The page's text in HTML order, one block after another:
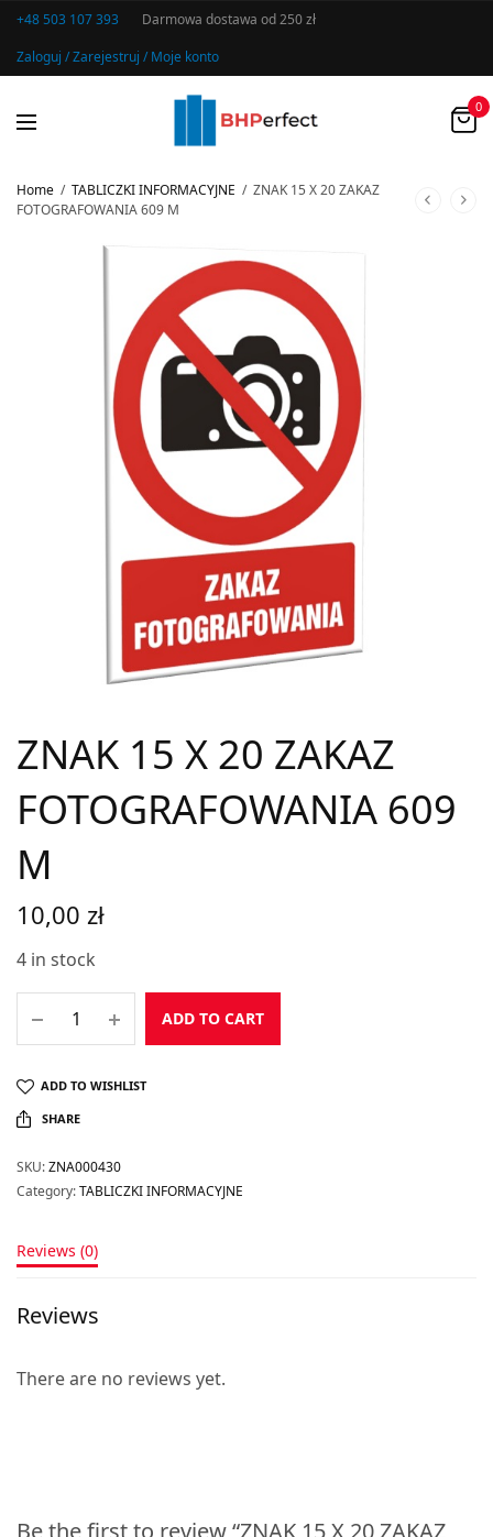
+48 503 107 393 Darmowa dostawa od 250 zł
Zaloguj / Zarejestruj / Moje konto
0
Home / TABLICZKI INFORMACYJNE / ZNAK 15 X 20 ZAKAZ
FOTOGRAFOWANIA 609 M
ZNAK 15 X 20 ZAKAZ
FOTOGRAFOWANIA 609
M
10,00zł
4 in stock
ADD TO CART
ADD TO WISHLIST
SHARE
SKU:ZNA000430
Category:TABLICZKI INFORMACYJNE
Reviews (0)
Reviews
There are no reviews yet.